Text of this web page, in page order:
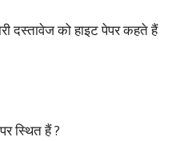
दस्तावेज को हाइट पेपर कहते हैं
स्थित हैं ?